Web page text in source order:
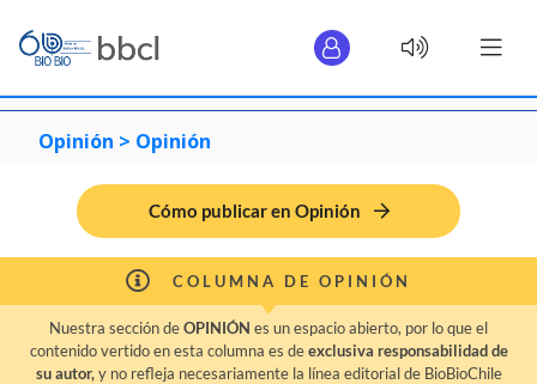
Opinión > Opinión
Cómo publicar en Opinión
COLUMNA DE OPINIÓN
Nuestra sección deOPINIÓN es un espacio abierto, por lo que el
contenido vertido en esta columna es deexclusiva responsabilidad de
su autor,y no refleja necesariamente la línea editorial de BioBioChile